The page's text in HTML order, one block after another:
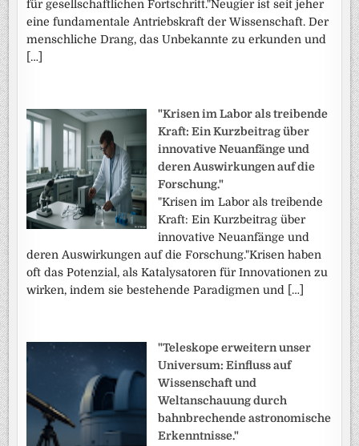
für gesellschaftlichen Fortschritt."Neugier ist seit jeher
eine fundamentale Antriebskraft der Wissenschaft. Der
menschliche Drang, das Unbekannte zu erkunden und
[…]
"Krisen im Labor als treibende
Kraft: Ein Kurzbeitrag über
innovative Neuanfänge und
deren Auswirkungen auf die
Forschung."
"Krisen im Labor als treibende
Kraft: Ein Kurzbeitrag über
innovative Neuanfänge und
deren Auswirkungen auf die Forschung."Krisen haben
oft das Potenzial, als Katalysatoren für Innovationen zu
wirken, indem sie bestehende Paradigmen und […]
"Teleskope erweitern unser
Universum: Einfluss auf
Wissenschaft und
Weltanschauung durch
bahnbrechende astronomische
Erkenntnisse."